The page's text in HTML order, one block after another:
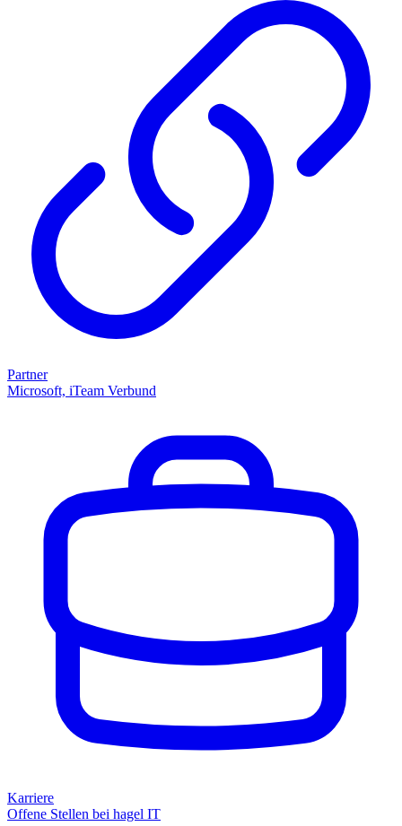
Partner
Microsoft, iTeam Verbund
Karriere
Offene Stellen bei hagel IT